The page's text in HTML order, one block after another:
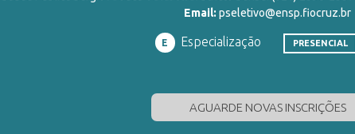
Email: pseletivo@ensp.fiocruz.br
E Especialização PRESENCIAL
AGUARDE NOVAS INSCRIÇÕES